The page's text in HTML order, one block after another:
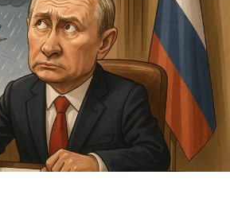
grande
inganno
globale